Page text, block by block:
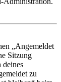
„Angemeldet
Sitzung
deines
zu